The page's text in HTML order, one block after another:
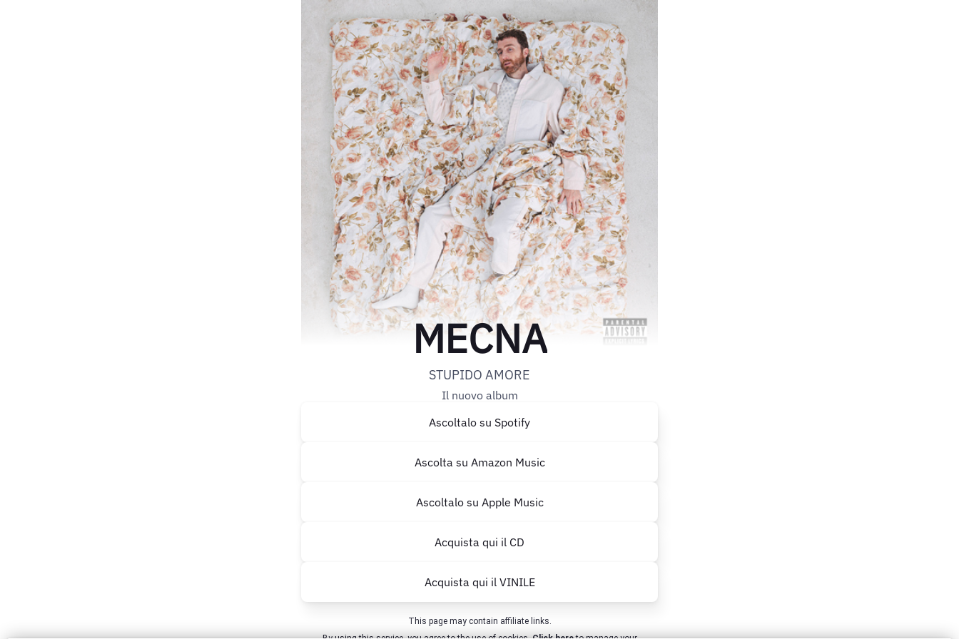
MECNA
STUPIDO AMORE
Il nuovo album
Ascoltalo su Spotify
Ascolta su Amazon Music
Ascoltalo su Apple Music
Acquista qui il CD
Acquista qui il VINILE
This page may contain affiliate links.